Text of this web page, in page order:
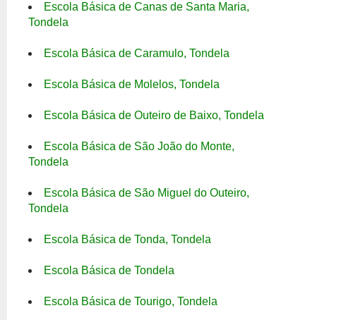
Escola Básica de Canas de Santa Maria,
Tondela
Escola Básica de Caramulo, Tondela
Escola Básica de Molelos, Tondela
Escola Básica de Outeiro de Baixo, Tondela
Escola Básica de São João do Monte,
Tondela
Escola Básica de São Miguel do Outeiro,
Tondela
Escola Básica de Tonda, Tondela
Escola Básica de Tondela
Escola Básica de Tourigo, Tondela